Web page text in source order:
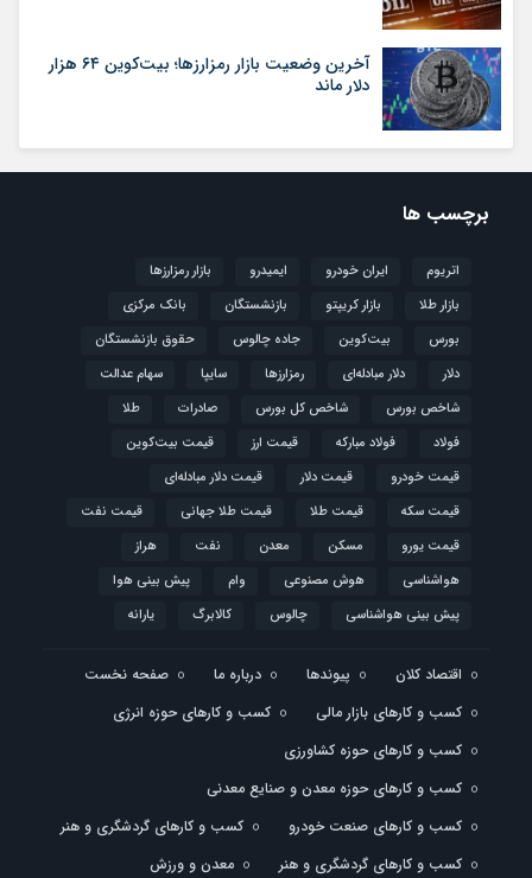
آخرین وضعیت بازار رمزارزها؛ بیت‌کوین ۶۴ هزار
دلار ماند
برچسب ها
اتریوم ایران خودرو ایمیدرو
بازار رمزارزها
بازار طلا
بازار کریپتو بازنشستگان
بانک مرکزی
بورس
بیت‌کوین جاده چالوس
حقوق بازنشستگان
دلار
دلار مبادله‌ای رمزارزها سایپا
سهام عدالت
شاخص بورس
شاخص کل بورس صادرات
طلا
فولاد
فولاد مبارکه قیمت ارز
قیمت بیت‌کوین
قیمت خودرو
قیمت دلار
قیمت دلار مبادله‌ای
قیمت سکه
قیمت طلا قیمت طلا جهانی
قیمت نفت
قیمت یورو
مسکن معدن نفت
هراز
هواشناسی
هوش مصنوعی وام
پیش بینی هوا
پیش بینی هواشناسی
چالوس کالابرگ یارانه
اقتصاد کلان پیوندها درباره ما
صفحه نخست
کسب و کارهای بازار مالی
کسب و کارهای حوزه انرژی
کسب و کارهای حوزه کشاورزی
کسب و کارهای حوزه معدن و صنایع معدنی
کسب و کارهای صنعت خودرو
کسب و کارهای گردشگری و هنر
کسب و کارهای گردشگری و هنر
معدن و ورزش